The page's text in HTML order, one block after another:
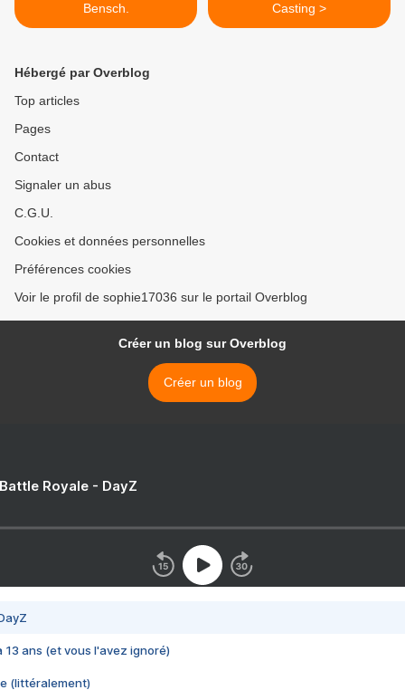
Bensch.
Casting >
Hébergé par Overblog
Top articles
Pages
Contact
Signaler un abus
C.G.U.
Cookies et données personnelles
Préférences cookies
Voir le profil de sophie17036 sur le portail Overblog
Créer un blog sur Overblog
Créer un blog
Royale - DayZ
13 ans (et vous l'avez ignoré)
(littéralement)